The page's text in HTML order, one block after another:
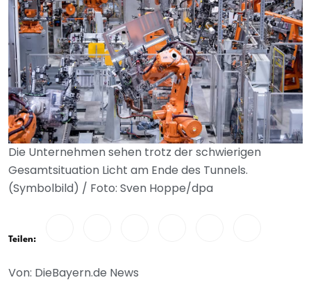
Die Unternehmen sehen trotz der schwierigen
Gesamtsituation Licht am Ende des Tunnels.
(Symbolbild) / Foto: Sven Hoppe/dpa
Teilen:
Von: DieBayern.de News